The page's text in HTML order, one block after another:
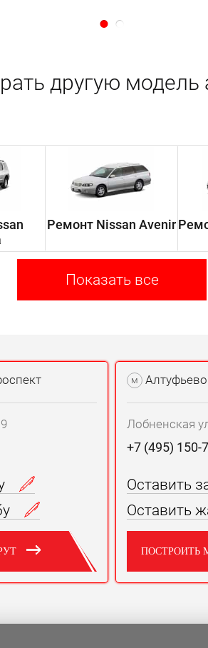
другую модель
Ремонт Nissan Avenir
Показать все
м Алтуфьево
Лобненская
+7 (495) 150-
Оставить
Оставить
ПОСТРОИТЬ